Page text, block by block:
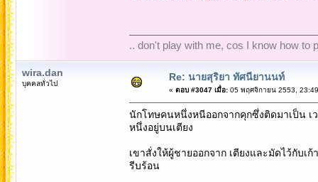
.. don't play with me, cos I know how to
wira.dan
บุคคลทั่วไป
Re: นายสุริยา ทัศนียานนท์
« ตอบ #3047 เมื่อ:05 พฤศจิกายน 2553,
นักโทษคนหนึ่งหนีออกจากคุกซึ่งติดมาเป็น เ
หนึ่งอยู่บนเตียง
เขาสั่งให้ผู้ชายออกจาก เตียงและมัดไว้กับ
รีบร้อน